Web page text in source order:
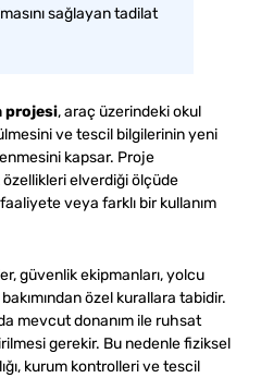
sağlayan tadilat
projesi, araç üzerindeki okul
ve tescil bilgilerinin yeni
kapsar. Proje
özellikleri elverdiği ölçüde
veya farklı bir kullanım
güvenlik ekipmanları, yolcu
özel kurallara tabidir.
mevcut donanım ile ruhsat
gerekir. Bu nedenle fiziksel
kurum kontrolleri ve tescil